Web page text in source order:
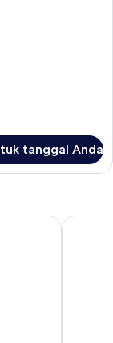
tanggal Anda
Cove